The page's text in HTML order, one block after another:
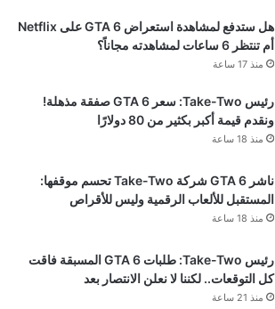
هل ستدفع لمشاهدة استعراض GTA 6 على Netflix
أم تنتظر 6 ساعات لمشاهدته مجاناً؟
منذ 17 ساعة
رئيس Take-Two: سعر GTA 6 صفقة مذهلة!
ونقدم قيمة أكبر بكثير من 80 دولارًا
منذ 18 ساعة
ناشر GTA 6 شركة Take-Two تحسم موقفها:
المستقبل للألعاب الرقمية وليس للأقراص
منذ 18 ساعة
رئيس Take-Two: طلبات GTA 6 المسبقة فاقت
كل التوقعات.. لكننا لا نعلن الانتصار بعد
منذ 21 ساعة